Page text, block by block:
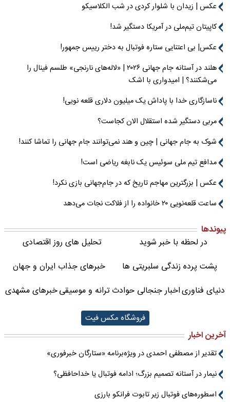
عکس | زیدان با شلوار کردی در شب الکلاسیکو
کاپیتان تیم‌ملی در آمریکا دستگیر شد!
عکس| بی اعتنایی ستاره فوتبال به دختر رییس جمهور!
هلند در آستانه جام جهانی ۲۰۲۶ | «لاله‌های نارنجی» طلسم فینال را
می‌شکنند؟ | امیدواری با اشک
ناسازگاری خدا با پاداش یک میلیون دلاری قلعه نویی!
مربی دستگیر شده استقلال الان کجاست؟
شوک به جام جهانی | چین و هند نمی‌توانند جام جهانی را تماشا کنند!
مدافع تیم ملی سوئیس یک نابغه ریاضی است!
عکس | بزرگترین مهاجم تاریخ که در جام‌جهانی بازی نکرد!
ساعت قلعه‌نویی ۲۰ خانواده را از فلاکت نجات می‌دهد
پیوندها
در لحظه با خبر شوید
تحلیل های روز اقتصادی
پشت پرده زندگی سلبریتی ها
خبرهای جذاب ایران و جهان
دنیای فناوریاخبار جنجالی حوادثترانه و موسیقیخبرهای مشهدی
فروشگاه مکس فیت
آخرین اخبار
تقدیر از مصطفی احمدی در ویژه‌برنامه «ستارگان خبرفوری»
نیمار در آستانه تصمیم بزرگ؛ ادامه فوتبال یا خداحافظی؟
اسطوره‌های فوتبال زیر تابوت فرانکو بارزی